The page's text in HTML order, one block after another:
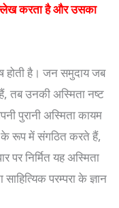
करता है और उसका
होती है। जन समुदाय जब
तब उनकी अस्मिता नष्ट
पुरानी अस्मिता कायम
के रूप में संगठित करते हैं,
निर्मित यह अस्मिता
परम्परा के ज्ञान